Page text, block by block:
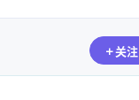
关注